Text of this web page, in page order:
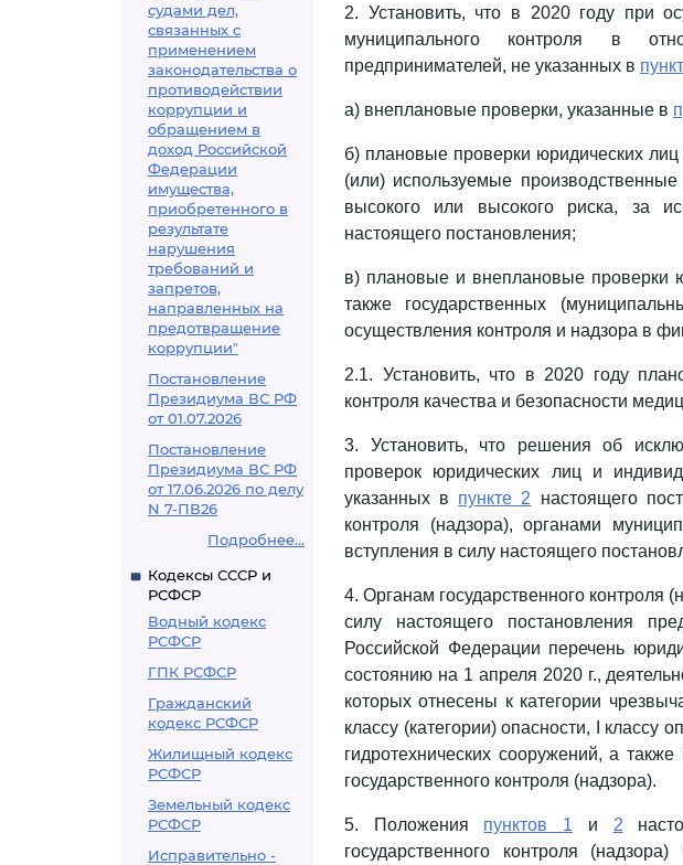
судами дел,
связанных с
применением
законодательства о
противодействии
коррупции и
обращением в
доход Российской
Федерации
имущества,
приобретенного в
результате
нарушения
требований и
запретов,
направленных на
предотвращение
коррупции"
Постановление
Президиума ВС РФ
от 01.07.2026
Постановление
Президиума ВС РФ
от 17.06.2026 по делу
N 7-ПВ26
Подробнее...
Кодексы СССР и
РСФСР
Водный кодекс
РСФСР
ГПК РСФСР
Гражданский
кодекс РСФСР
Жилищный кодекс
РСФСР
Земельный кодекс
РСФСР
Исправительно -
2. Установить, что в 2020 году при
муниципального контроля в
предпринимателей, не указанных в
а) внеплановые проверки, указанные в
б) плановые проверки юридических
(или) используемые
высокого или высокого риска, за
настоящего постановления;
в) плановые и внеплановые проверки
также государственных
осуществления контроля и надзора в
2.1. Установить, что в 2020 году
контроля качества и безопасности
3. Установить, что решения об
проверок юридических лиц и
указанных в пункте 2 настоящего
контроля (надзора), органами
вступления в силу настоящего
4. Органам государственного контроля
силу настоящего постановления
Российской Федерации перечень
состоянию на 1 апреля 2020 г.,
которых отнесены к категории
классу (категории) опасности, I классу
гидротехнических сооружений, а
государственного контроля (надзора).
5. Положения пунктов 1 и 2
государственного контроля